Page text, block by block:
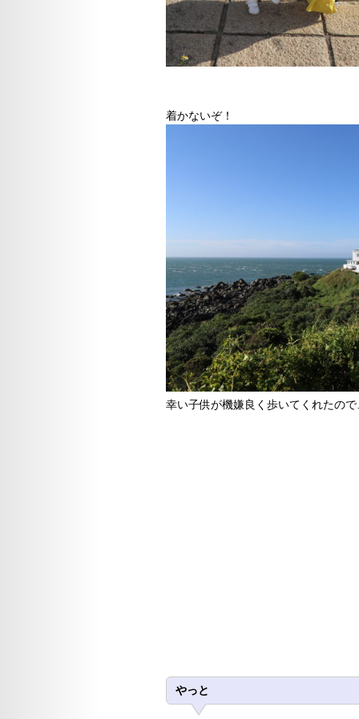
着かないぞ！
幸い子供が機嫌良く歩いてくれたの
やっと